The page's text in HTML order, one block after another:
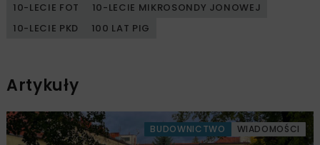
10-LECIE FOT
10-LECIE MIKROSONDY JONOWEJ
10-LECIE PKD
100 LAT PIG
Artykuły
BUDOWNICTWO WIADOMOŚCI